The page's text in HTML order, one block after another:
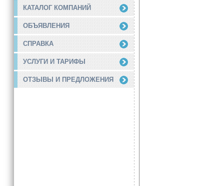
КАТАЛОГ КОМПАНИЙ
ОБЪЯВЛЕНИЯ
СПРАВКА
УСЛУГИ И ТАРИФЫ
ОТЗЫВЫ И ПРЕДЛОЖЕНИЯ